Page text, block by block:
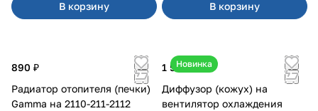
В корзину В корзину
890 ₽
Радиатор отопителя (печки)
Gamma на 2110-211-2112
Новинка
1 500 ₽
Диффузор (кожух) на
вентилятор охлаждения